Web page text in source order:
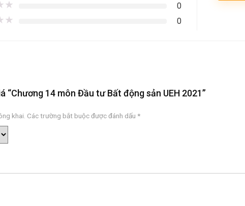
★ 0
★ 0
“Chương 14 môn Đầu tư Bất động sản UEH 2021”
khai. Các trường bắt buộc được đánh dấu *